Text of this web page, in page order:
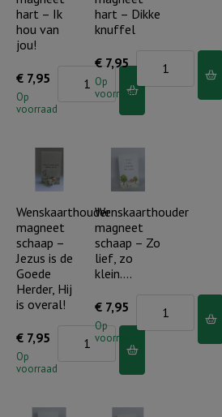
en...
hart – Ik
hou van
jou!
€ 7,95
Op
voorraad
Wenskaarthouder
magneet
hou
van
jou!
aantal
hart – Dikke
knuffel
€ 7,95
Op
voorraad
Wenskaarthouder
magneet
Dikke
aantal
Wenskaarthouder
magneet
schaap –
Jezus is de
Goede
Herder, Hij
is overal!
€ 7,95
Op
voorraad
Wenskaarthouder
Wenskaarthouder
magneet
schaap – Zo
lief, zo
klein….
€ 7,95
Op
voorraad
Wenskaarthouder
magneet
schaap